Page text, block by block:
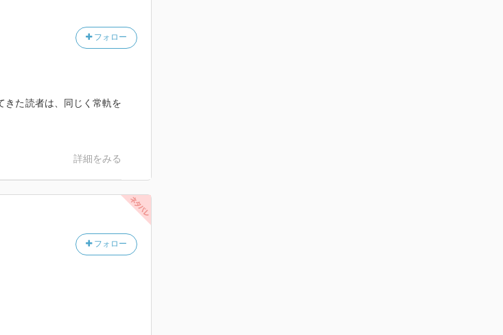
フォロー
きた読者は、同じく常軌を
詳細をみる
フォロー